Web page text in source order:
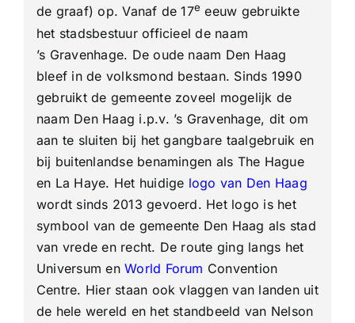
de graaf) op. Vanaf de 17e eeuw gebruikte
het stadsbestuur officieel de naam
’s Gravenhage. De oude naam Den Haag
bleef in de volksmond bestaan. Sinds 1990
gebruikt de gemeente zoveel mogelijk de
naam Den Haag i.p.v. ’s Gravenhage, dit om
aan te sluiten bij het gangbare taalgebruik en
bij buitenlandse benamingen als The Hague
en La Haye. Het huidige logo van Den Haag
wordt sinds 2013 gevoerd. Het logo is het
symbool van de gemeente Den Haag als stad
van vrede en recht. De route ging langs het
Universum enWorld Forum Convention
Centre. Hier staan ook vlaggen van landen uit
de hele wereld en het standbeeld van Nelson